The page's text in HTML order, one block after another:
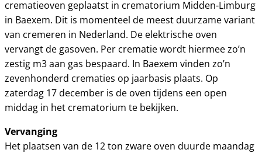
crematieoven geplaatst in crematorium Midden-Limburg
in Baexem. Dit is momenteel de meest duurzame variant
van cremeren in Nederland. De elektrische oven
vervangt de gasoven. Per crematie wordt hiermee zo’n
zestig m3 aan gas bespaard. In Baexem vinden zo’n
zevenhonderd crematies op jaarbasis plaats. Op
zaterdag 17 december is de oven tijdens een open
middag in het crematorium te bekijken.
Vervanging
Het plaatsen van de 12 ton zware oven duurde maandag